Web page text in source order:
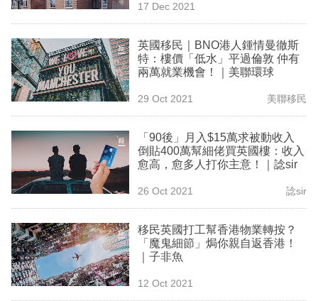
欄
訂
閱
區
17 Dec 2021
英國移民｜BNO港人鍾情曼徹斯
特：樓價「低水」平過倫敦 仲有
兩萬就業機會！｜美聯環球
29 Oct 2021 美聯移民
「90後」月入$15萬求被動收入
倒貼400萬幫細佬買英國樓：收入
愈高，愈多人打你主意！｜諗sir
26 Oct 2021 諗sir
移民英國打工幫香港物業轉按？
「魔鬼細節」焗你親自返香港！
｜子非魚
12 Oct 2021